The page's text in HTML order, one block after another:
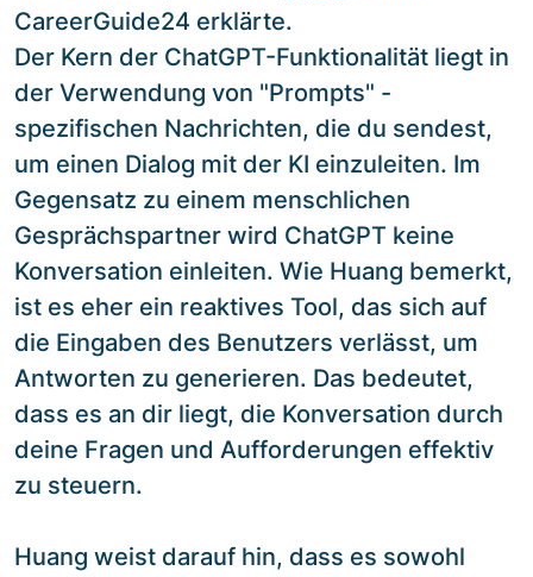
CareerGuide24 erklärte.
Der Kern der ChatGPT-Funktionalität liegt in
der Verwendung von "Prompts" -
spezifischen Nachrichten, die du sendest,
um einen Dialog mit der KI einzuleiten. Im
Gegensatz zu einem menschlichen
Gesprächspartner wird ChatGPT keine
Konversation einleiten. Wie Huang bemerkt,
ist es eher ein reaktives Tool, das sich auf
die Eingaben des Benutzers verlässt, um
Antworten zu generieren. Das bedeutet,
dass es an dir liegt, die Konversation durch
deine Fragen und Aufforderungen effektiv
zu steuern.
Huang weist darauf hin, dass es sowohl